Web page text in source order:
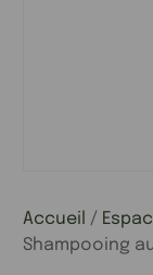
Accueil /
Shampooing